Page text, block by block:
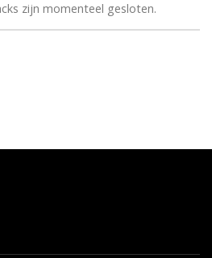
zijn momenteel gesloten.